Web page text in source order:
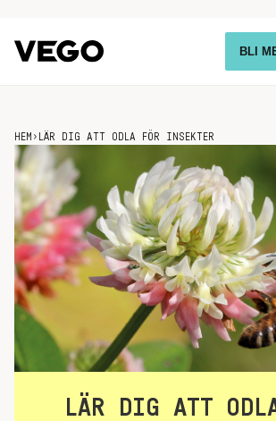
BLI
HEM › LÄR DIG ATT ODLA FÖR INSEKTER
LÄR DIG ATT